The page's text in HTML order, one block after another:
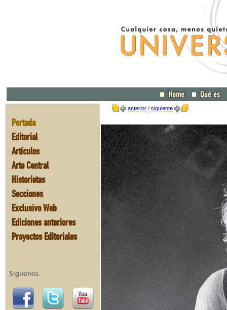
Portada
Editorial
Artículos
Arte Central
Historietas
Secciones
Exclusivo Web
Ediciones anteriores
Proyectos Editoriales
Síguenos:
anterior / siguiente